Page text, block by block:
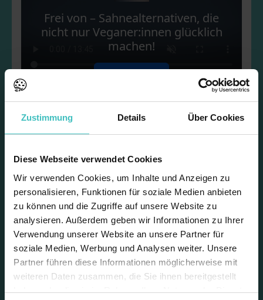
Zustimmung Details Über Cookies
Diese Webseite verwendet Cookies
Wir verwenden Cookies, um Inhalte und Anzeigen zu
personalisieren, Funktionen für soziale Medien anbieten
zu können und die Zugriffe auf unsere Website zu
analysieren. Außerdem geben wir Informationen zu Ihrer
Verwendung unserer Website an unsere Partner für
soziale Medien, Werbung und Analysen weiter. Unsere
Partner führen diese Informationen möglicherweise mit
weiteren Daten zusammen, die Sie ihnen bereitgestellt
haben oder die sie im Rahmen Ihrer Nutzung der Dienste
Frei von – Sahnealternativen, die
nicht nur Veganer:innen glücklich
machen!
Video starten
Frei von – Sahnealternativen,
die nicht nur Veganer:innen
Die Pflanzenkost-Experten von Violife präsentieren vegane
Saucen und Desserts,
zubereitet mit der Sahnealternative Flora
Professional Plant. Was ihr fehlt: Gluten, Laktose und Allergene!
Eine gute Lösung für die Herausforderungen in der Küche mit
den verschiedensten Unverträglichkeiten oder
Ernährungsgewohnheiten der Gäste:100% pflanzlich und